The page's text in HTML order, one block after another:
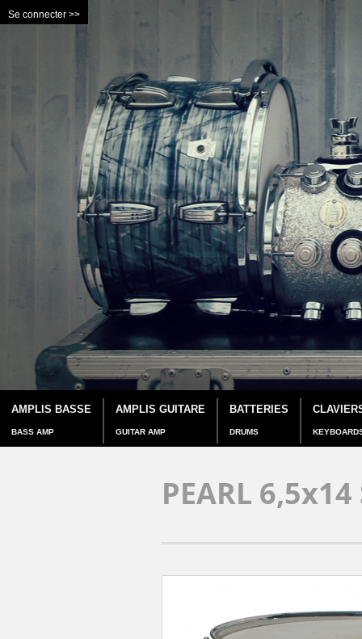
Se connecter >>
AMPLIS BASSE
BASS AMP
AMPLIS GUITARE
GUITAR AMP
BATTERIES
DRUMS
PEARL 6,5x14